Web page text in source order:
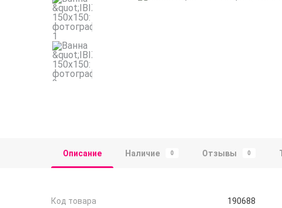
Описание Наличие 0 Отзывы 0
Код товара 190688